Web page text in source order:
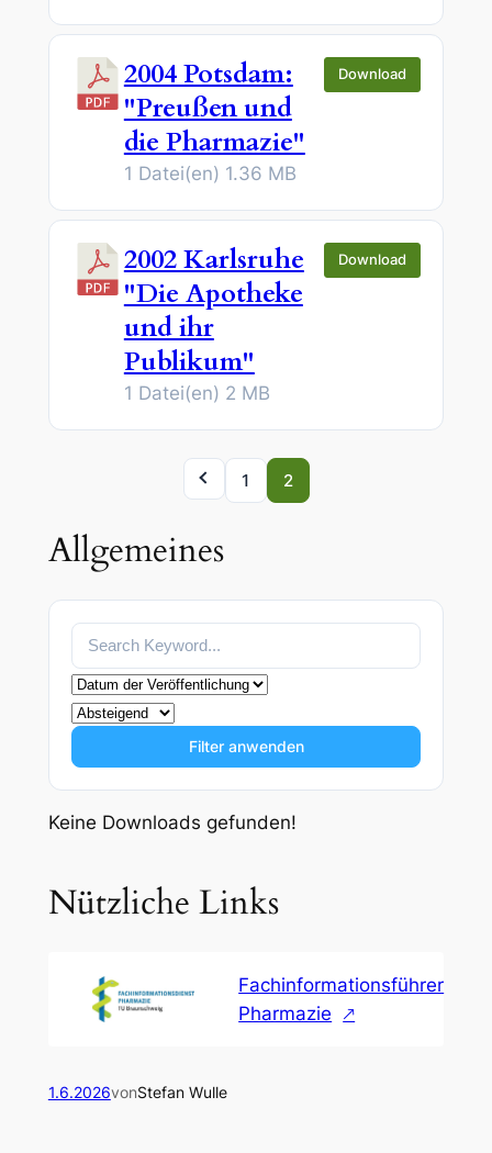
2004 Potsdam:
"Preußen und
die Pharmazie"
1 Datei(en) 1.36 MB
Download
2002 Karlsruhe
"Die Apotheke
und ihr
Publikum"
1 Datei(en) 2 MB
Download
1 2
Allgemeines
Filter anwenden
Keine Downloads gefunden!
Nützliche Links
Fachinformationsführer
Pharmazie
1.6.2026vonStefan Wulle